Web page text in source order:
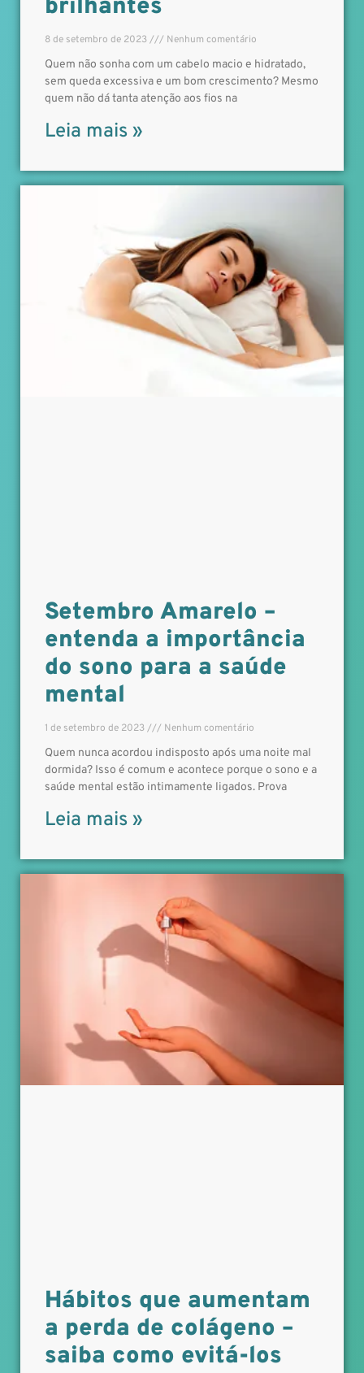
brilhantes
8 de setembro de 2023 Nenhum comentário
Quem não sonha com um cabelo macio e hidratado,
sem queda excessiva e um bom crescimento? Mesmo
quem não dá tanta atenção aos fios na
Leia mais »
Setembro Amarelo –
entenda a importância
do sono para a saúde
mental
1 de setembro de 2023 Nenhum comentário
Quem nunca acordou indisposto após uma noite mal
dormida? Isso é comum e acontece porque o sono e a
saúde mental estão intimamente ligados. Prova
Leia mais »
Hábitos que aumentam
a perda de colágeno –
saiba como evitá-los